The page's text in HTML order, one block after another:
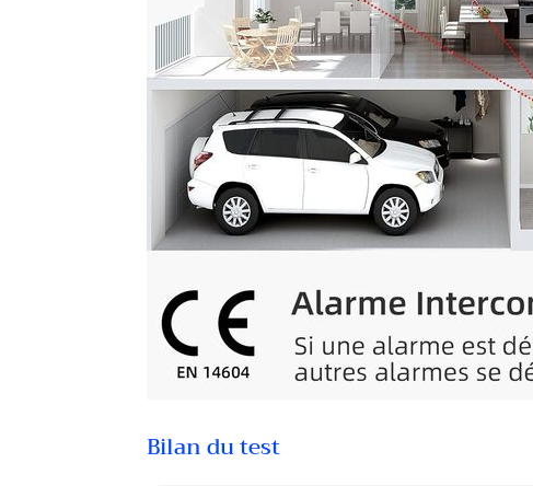
Bilan du test